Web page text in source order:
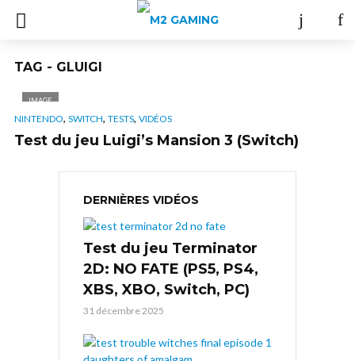
TAG - GLUIGI
IMAGE
NINTENDO, SWITCH, TESTS, VIDÉOS
Test du jeu Luigi’s Mansion 3 (Switch)
DERNIÈRES VIDÉOS
Test du jeu Terminator
2D: NO FATE (PS5, PS4,
XBS, XBO, Switch, PC)
31 décembre 2025